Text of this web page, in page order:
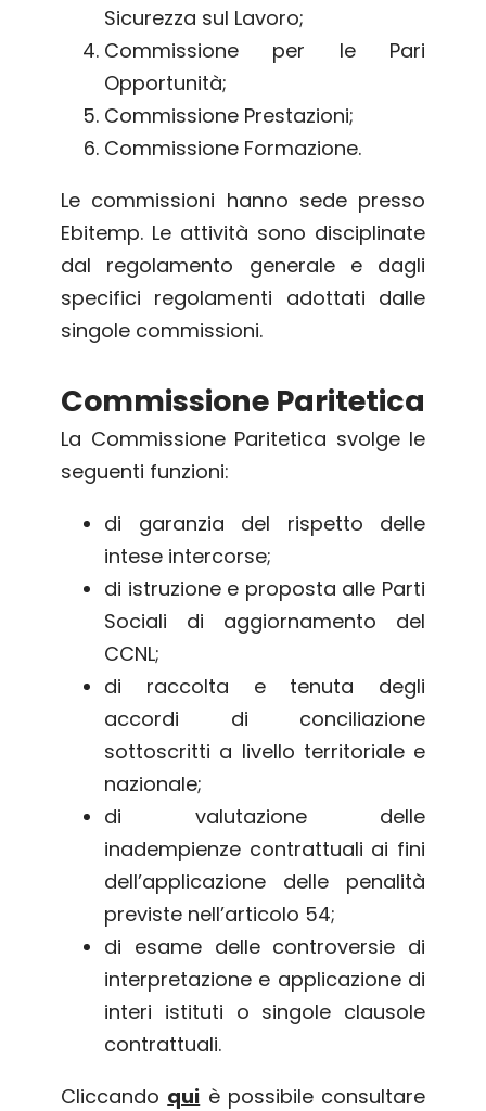
Sicurezza sul Lavoro;
Commissione per le Pari
Opportunità;
Commissione Prestazioni;
Commissione Formazione.
Le commissioni hanno sede presso
Ebitemp. Le attività sono disciplinate
dal regolamento generale e dagli
specifici regolamenti adottati dalle
singole commissioni.
Commissione Paritetica
La Commissione Paritetica svolge le
seguenti funzioni:
di garanzia del rispetto delle
intese intercorse;
di istruzione e proposta alle Parti
Sociali di aggiornamento del
CCNL;
di raccolta e tenuta degli
accordi di conciliazione
sottoscritti a livello territoriale e
nazionale;
di valutazione delle
inadempienze contrattuali ai fini
dell’applicazione delle penalità
previste nell’articolo 54;
di esame delle controversie di
interpretazione e applicazione di
interi istituti o singole clausole
contrattuali.
Cliccando qui è possibile consultare